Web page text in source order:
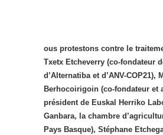
ous protestons contre le
Txetx Etcheverry (co-fondateur
d’Alternatiba et d’ANV-COP21),
Berhocoirigoin (co-fondateur et
président de Euskal Herriko
Ganbara, la chambre
Pays Basque), Stéphane